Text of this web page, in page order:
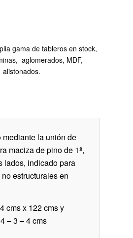
gama de tableros en stock,
aglomerados, MDF,
mediante la unión de
maciza de pino de 1ª,
lados, indicado para
estructurales en
cms x 122 cms y
– 3 – 4 cms